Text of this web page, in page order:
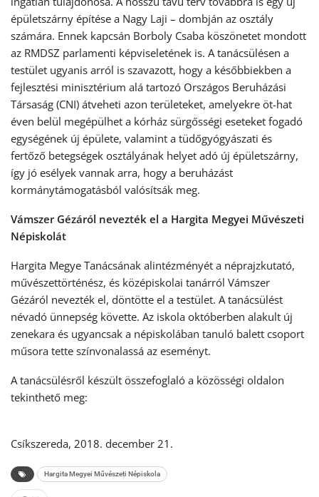
épületszárny építése a Nagy Laji – dombján az osztály
számára. Ennek kapcsán Borboly Csaba köszönetet mondott
az RMDSZ parlamenti képviseletének is. A tanácsülésen a
testület ugyanis arról is szavazott, hogy a későbbiekben a
fejlesztési minisztérium alá tartozó Országos Beruházási
Társaság (CNI) átveheti azon területeket, amelyekre öt-hat
éven belül megépülhet a kórház sürgősségi eseteket fogadó
egységének új épülete, valamint a tüdőgyógyászati és
fertőző betegségek osztályának helyet adó új épületszárny,
így jó esélyek vannak arra, hogy a beruházást
kormánytámogatásból valósítsák meg.
Vámszer Gézáról nevezték el a Hargita Megyei Művészeti
Népiskolát
Hargita Megye Tanácsának alintézményét a néprajzkutató,
művészettörténész, és középiskolai tanárról Vámszer
Gézáról nevezték el, döntötte el a testület. A tanácsülést
névadó ünnepség követte. Az iskola októberben alakult új
zenekara és ugyancsak a népiskolában tanuló balett csoport
műsora tette színvonalassá az eseményt.
A tanácsülésről készült összefoglaló a közösségi oldalon
tekinthető meg:
Csíkszereda, 2018. december 21.
Hargita Megyei Művészeti Népiskola